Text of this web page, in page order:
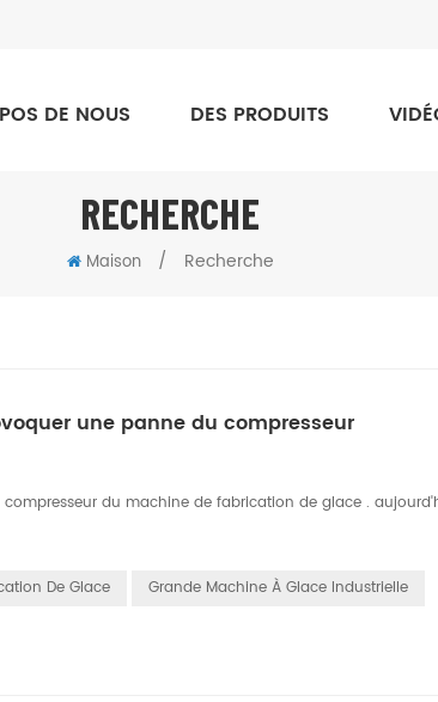
DE NOUS DES PRODUITS
RECHERCHE
Maison / Recherche
une panne du compresseur
du machine de fabrication de glace .
De Glace Grande Machine À Glace Industrielle